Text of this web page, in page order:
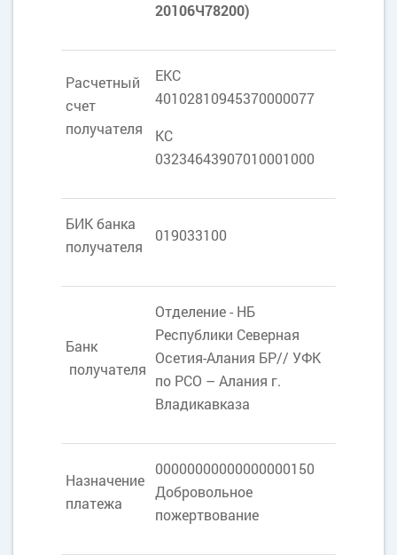
20106Ч78200)
Расчетный
счет
получателя
ЕКС
40102810945370000077
КС
03234643907010001000
БИК банка
получателя
019033100
Банк
получателя
Отделение - НБ
Республики Северная
Осетия-Алания БР// УФК
по РСО – Алания г.
Владикавказа
Назначение
платежа
00000000000000000150
Добровольное
пожертвование